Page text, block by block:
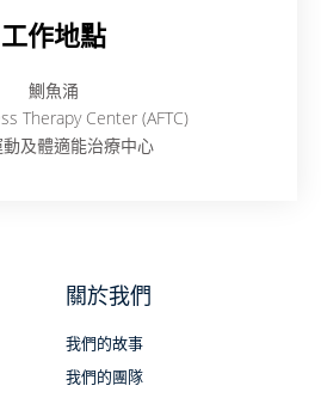
工作地點
鰂魚涌
Therapy Center (AFTC)
及體適能治療中心
關於我們
我們的故事
我們的團隊